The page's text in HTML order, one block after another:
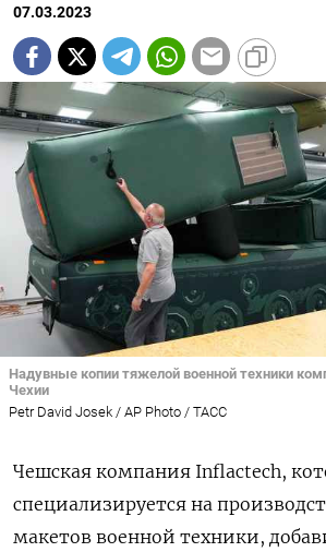
07.03.2023
Надувные копии тяжелой военной техники
Чехии
Petr David Josek / AP Photo / ТАСС
Чешская компания Inflactech,
специализируется на
макетов военной техники,